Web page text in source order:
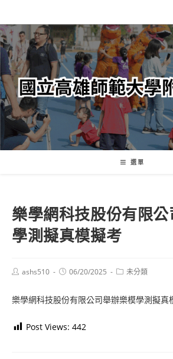
轉
至
主
內
容
選單
樂學網科技股份有限
學測擬真模擬考
Postashs510
Post06/20/2025
Post未分類
樂學網科技股份有限公司舉辦樂模學測擬真
Post Views: 442